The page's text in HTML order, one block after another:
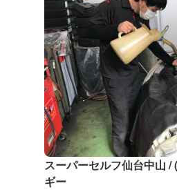
スーパーセルフ仙台中山 /
ギー